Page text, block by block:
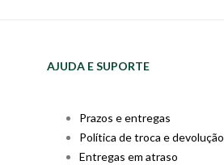
AJUDA E SUPORTE
Prazos e entregas
Política de troca e devolução
Entregas em atraso